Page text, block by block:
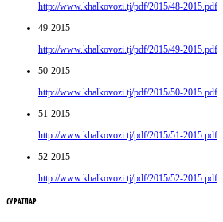
http://www.khalkovozi.tj/pdf/2015/48-2015.pdf
49-2015
http://www.khalkovozi.tj/pdf/2015/49-2015.pdf
50-2015
http://www.khalkovozi.tj/pdf/2015/50-2015.pdf
51-2015
http://www.khalkovozi.tj/pdf/2015/51-2015.pdf
52-2015
http://www.khalkovozi.tj/pdf/2015/52-2015.pdf
СУРАТЛАР